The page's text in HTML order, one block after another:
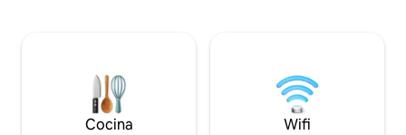
conexiones de transporte. 🛏 Cama
tamaño king | Sala de estar diáfana |
Cocina totalmente equipada | 2,5 baños
🔑 Check-in sin anfitrión | Todo el
en casa. Apto para mascotas, con jardín
privado en el
desde la puerta.
Cocina Wifi